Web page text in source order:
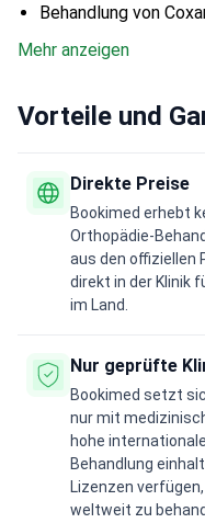
Behandlung von
Mehr anzeigen
Vorteile und
Direkte Preise
Bookimed erhebt
Orthopädie-
aus den offiziellen
direkt in der Klinik
im Land.
Nur geprüfte
Bookimed setzt
nur mit
hohe
Behandlung
Lizenzen
weltweit zu